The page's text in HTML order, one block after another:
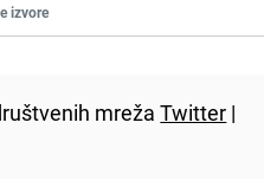
izvore
mrežaTwitter |